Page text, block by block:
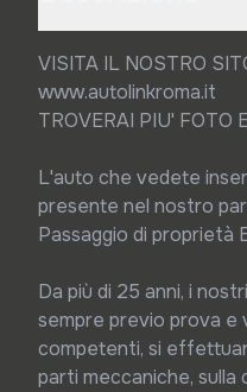
VISITA IL NOSTRO
www.autolinkroma.it
TROVERAI PIU' FOTO
L'auto che vedete
presente nel nostro
Passaggio di proprietà
Da più di 25 anni, i
sempre previo prova
competenti, si
parti meccaniche,